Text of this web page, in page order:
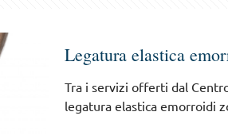
Legatura elastica
Tra i servizi offerti dal
legatura elastica emorroidi